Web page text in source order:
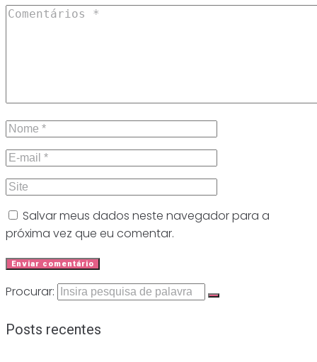
Salvar meus dados neste navegador para a
próxima vez que eu comentar.
Procurar:
Posts recentes